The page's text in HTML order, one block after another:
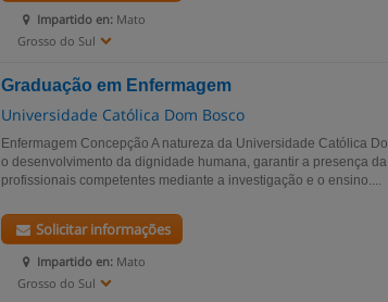
Impartido en: Mato
Grosso do Sul
Graduação em Enfermagem
Universidade Católica Dom Bosco
Enfermagem Concepção A natureza da Universidade Católica
o desenvolvimento da dignidade humana, garantir a presença
profissionais competentes mediante a investigação e o ensino....
Impartido en: Mato
Grosso do Sul
Solicitar informações